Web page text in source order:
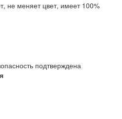
не меняет цвет, имеет 100%
подтверждена